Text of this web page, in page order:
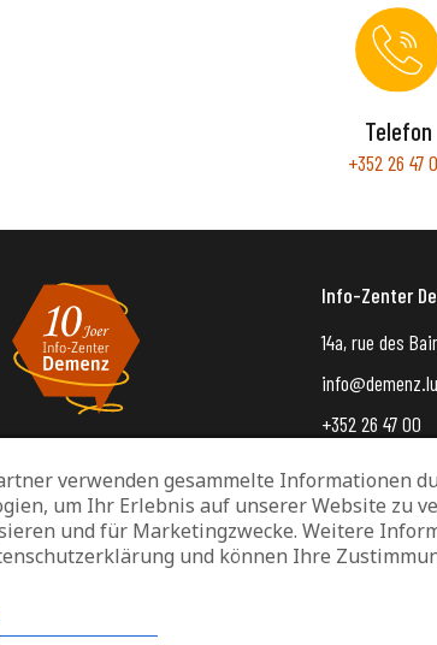
Telefon
+352 26 47
Info-Zenter
14a, rue des
info@demenz.lu
+352 26 47 00
Datenschutz
Erklärung zur
verwenden gesammelte Informationen
um Ihr Erlebnis auf unserer Website zu
und für Marketingzwecke. Weitere
und können Ihre